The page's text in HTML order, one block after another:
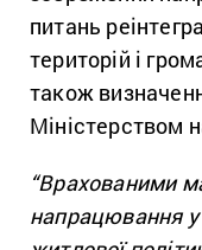
питань
територій і
також
Міністерством
“Врахованими
напрацювання у